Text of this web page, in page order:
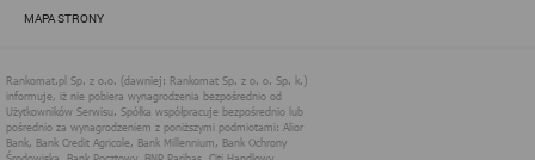
MAPA STRONY
Polityka Cookies serwisów
internetowych spółki Rankomat.pl Sp. z
o.o. (dawniej: Rankomat Sp. z o. o. Sp.